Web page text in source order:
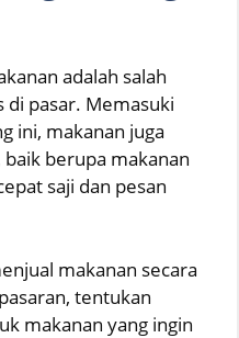
adalah salah
pasar. Memasuki
ini, makanan juga
berupa makanan
saji dan pesan
makanan secara
tentukan
makanan yang ingin